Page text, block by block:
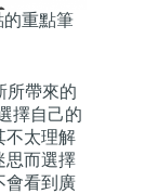
的重點筆
所帶來的
擇自己的
不太理解
思而選擇
會看到廣